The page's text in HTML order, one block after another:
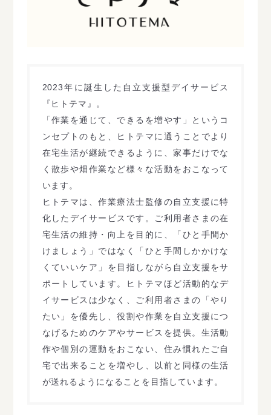
2023年に誕生した自立支援型デイサービス
『ヒトテマ』。
「作業を通じて、できるを増やす」というコ
ンセプトのもと、ヒトテマに通うことでより
在宅生活が継続できるように、家事だけでな
く散歩や畑作業など様々な活動をおこなって
います。
ヒトテマは、作業療法士監修の自立支援に特
化したデイサービスです。ご利用者さまの在
宅生活の維持・向上を目的に、「ひと手間か
けましょう」ではなく「ひと手間しかかけな
くていいケア」を目指しながら自立支援をサ
ポートしています。ヒトテマほど活動的なデ
イサービスは少なく、ご利用者さまの「やり
たい」を優先し、役割や作業を自立支援につ
なげるためのケアやサービスを提供。生活動
作や個別の運動をおこない、住み慣れたご自
宅で出来ることを増やし、以前と同様の生活
が送れるようになることを目指しています。